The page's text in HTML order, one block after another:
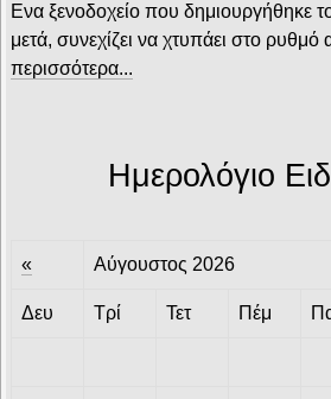
Ενα ξενοδοχείο που δημιουργήθηκε
μετά, συνεχίζει να χτυπάει στο
περισσότερα...
Ημερολόγιο
« Αύγουστος 2026
Δευ Τρί Τετ Πέμ